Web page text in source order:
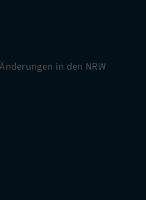
in den NRW